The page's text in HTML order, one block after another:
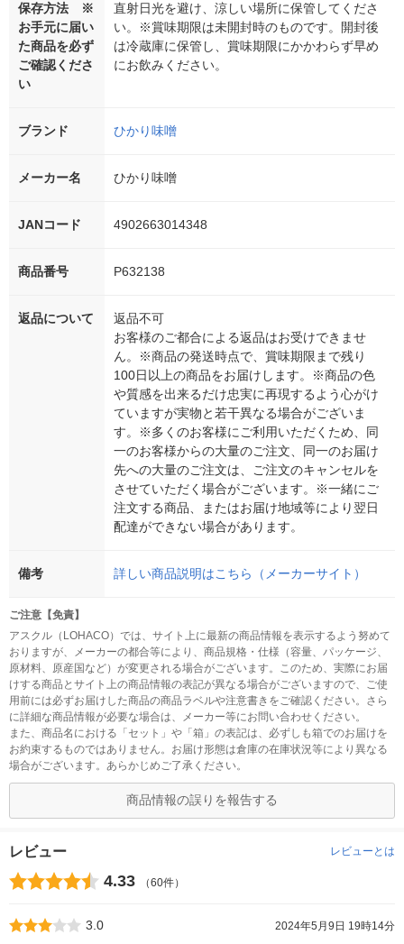
保存方法 ※
お手元に届い
た商品を必ず
ご確認くださ
い
直射日光を避け、涼しい場所に保管してくださ
い。※賞味期限は未開封時のものです。開封後
は冷蔵庫に保管し、賞味期限にかかわらず早め
にお飲みください。
ブランド ひかり味噌
メーカー名 ひかり味噌
JANコード 4902663014348
商品番号 P632138
返品について
返品不可
お客様のご都合による返品はお受けできませ
ん。※商品の発送時点で、賞味期限まで残り
100日以上の商品をお届けします。※商品の色
や質感を出来るだけ忠実に再現するよう心がけ
ていますが実物と若干異なる場合がございま
す。※多くのお客様にご利用いただくため、同
一のお客様からの大量のご注文、同一のお届け
先への大量のご注文は、ご注文のキャンセルを
させていただく場合がございます。※一緒にご
注文する商品、またはお届け地域等により翌日
配達ができない場合があります。
備考 詳しい商品説明はこちら（メーカーサイト）
ご注意【免責】
アスクル（LOHACO）では、サイト上に最新の商品情報を表示するよう努めて
おりますが、メーカーの都合等により、商品規格・仕様（容量、パッケージ、
原材料、原産国など）が変更される場合がございます。このため、実際にお届
けする商品とサイト上の商品情報の表記が異なる場合がございますので、ご使
用前には必ずお届けした商品の商品ラベルや注意書きをご確認ください。さら
に詳細な商品情報が必要な場合は、メーカー等にお問い合わせください。
また、商品名における「セット」や「箱」の表記は、必ずしも箱でのお届けを
お約束するものではありません。お届け形態は倉庫の在庫状況等により異なる
場合がございます。あらかじめご了承ください。
商品情報の誤りを報告する
レビュー レビューとは
4.33 （60件）
3.0
2024年5月9日 19時14分